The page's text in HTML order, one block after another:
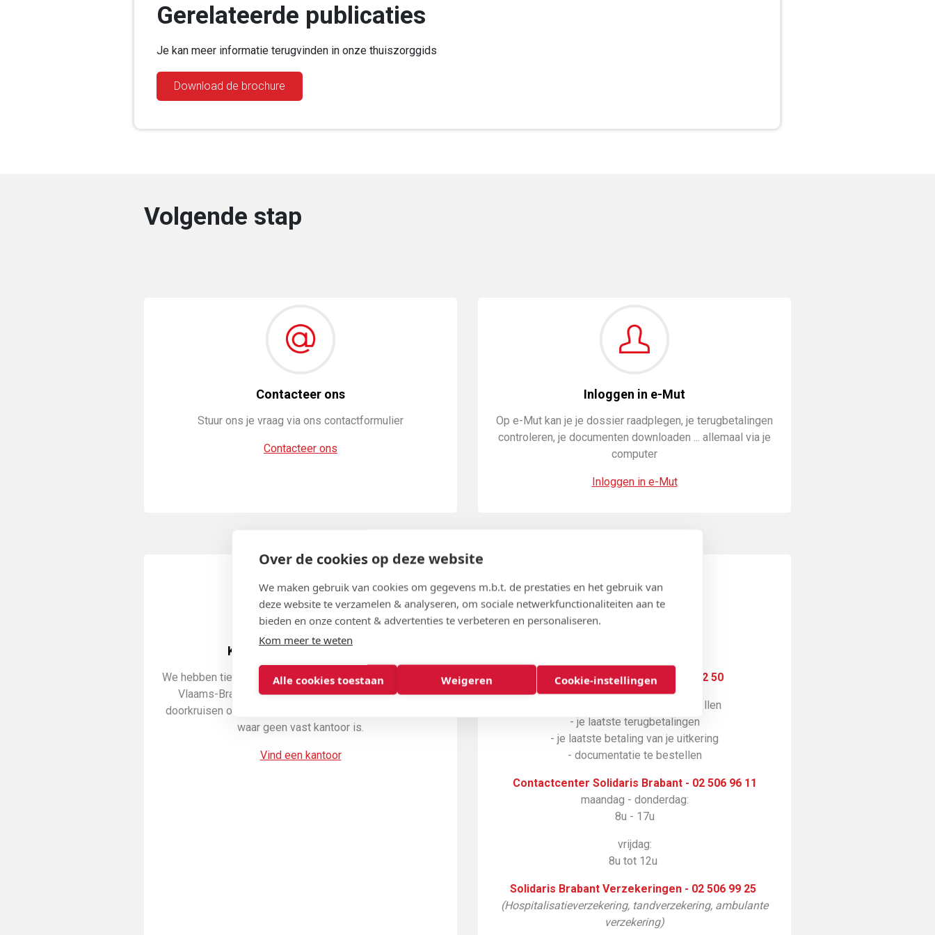
Over de cookies op deze website
We maken gebruik van cookies om gegevens m.b.t. de prestaties en het gebruik van
deze website te verzamelen & analyseren, om sociale netwerkfunctionaliteiten aan te
bieden en onze content & advertenties te verbeteren en personaliseren.
Kom meer te weten
Alle cookies toestaan Weigeren Cookie-instellingen
Gerelateerde publicaties
Je kan meer informatie terugvinden in onze thuiszorggids
Download de brochure
Volgende stap
Contacteer ons
Stuur ons je vraag via ons contactformulier
Contacteer ons
Inloggen in e-Mut
Op e-Mut kan je je dossier raadplegen, je terugbetalingen
controleren, je documenten downloaden ... allemaal via je
computer
Inloggen in e-Mut
Kom langs in een kantoor
We hebben tientallen kantoren, verspreid over Brussel en
Vlaams-Brabant. Onze mobiele Mobi-Mut kantoren
doorkruisen onze regio en houden halt in de gemeentes
waar geen vast kantoor is.
Vind een kantoor
Phone mut (24u/7d) - 02 502 52 50
- roze identificatieklevers bestellen
- je laatste terugbetalingen
- je laatste betaling van je uitkering
- documentatie te bestellen
Contactcenter Solidaris Brabant - 02 506 96 11
maandag - donderdag:
8u - 17u
vrijdag:
8u tot 12u
Solidaris Brabant Verzekeringen - 02 506 99 25
(Hospitalisatieverzekering, tandverzekering, ambulante
verzekering)